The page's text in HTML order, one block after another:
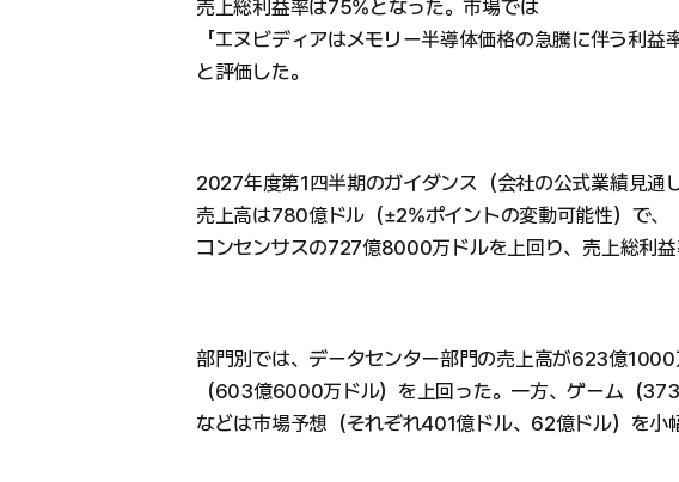
売上総利益率は75%となった。市場では
「エヌビディアはメモリー半導体価格の急騰に伴う利益
と評価した。
2027年度第1四半期のガイダンス（会社の公式業績見通
売上高は780億ドル（±2%ポイントの変動可能性）で、
コンセンサスの727億8000万ドルを上回り、売上総利
部門別では、データセンター部門の売上高が623億
（603億6000万ドル）を上回った。一方、ゲーム（
などは市場予想（それぞれ401億ドル、62億ドル）を小